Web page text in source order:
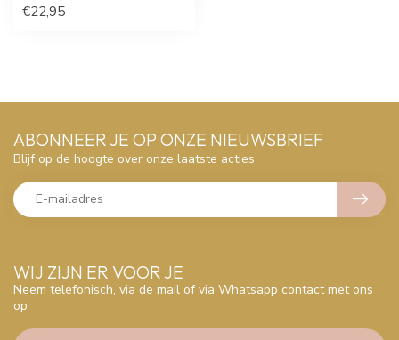
€22,95
WIJ ZIJN ER VOOR JE
Neem telefonisch, via de mail of via Whatsapp contact met ons
op
ABONNEER JE OP ONZE NIEUWSBRIEF
Blijf op de hoogte over onze laatste acties